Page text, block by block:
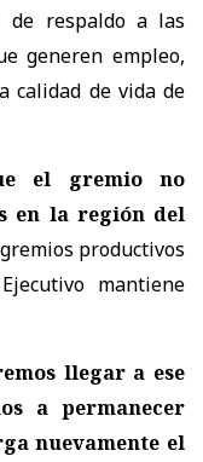
de respaldo a las
generen empleo,
calidad de vida de
el gremio no
en la región del
productivos
mantiene
llegar a ese
a permanecer
nuevamente el